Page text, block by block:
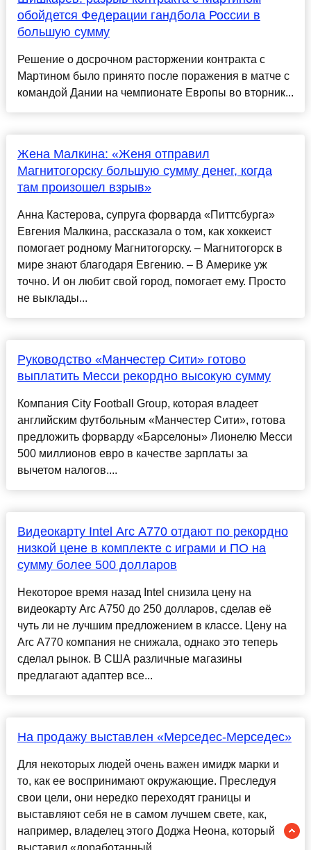
обойдется Федерации гандбола России в
большую сумму
Решение о досрочном расторжении контракта с
Мартином было принято после поражения в матче с
командой Дании на чемпионате Европы во вторник...
Жена Малкина: «Женя отправил
Магнитогорску большую сумму денег, когда
там произошел взрыв»
Анна Кастерова, супруга форварда «Питтсбурга»
Евгения Малкина, рассказала о том, как хоккеист
помогает родному Магнитогорску. – Магнитогорск в
мире знают благодаря Евгению. – В Америке уж
точно. И он любит свой город, помогает ему. Просто
не выклады...
Руководство «Манчестер Сити» готово
выплатить Месси рекордно высокую сумму
Компания City Football Group, которая владеет
английским футбольным «Манчестер Сити», готова
предложить форварду «Барселоны» Лионелю Месси
500 миллионов евро в качестве зарплаты за
вычетом налогов....
Видеокарту Intel Arc A770 отдают по рекордно
низкой цене в комплекте с играми и ПО на
сумму более 500 долларов
Некоторое время назад Intel снизила цену на
видеокарту Arc A750 до 250 долларов, сделав её
чуть ли не лучшим предложением в классе. Цену на
Arc A770 компания не снижала, однако это теперь
сделал рынок. В США различные магазины
предлагают адаптер все...
На продажу выставлен «Мерседес-Мерседес»
Для некоторых людей очень важен имидж марки и
то, как ее воспринимают окружающие. Преследуя
свои цели, они нередко переходят границы и
выставляют себя не в самом лучшем свете, как,
например, владелец этого Доджа Неона, который
выставил «доработанный...